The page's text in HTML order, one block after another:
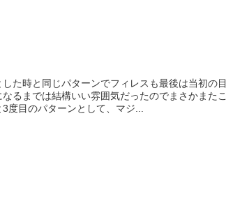
た時と同じパターンでフィレスも最後は当初の目
るまでは結構いい雰囲気だったのでまさかまたこ
度目のパターンとして、マジ...